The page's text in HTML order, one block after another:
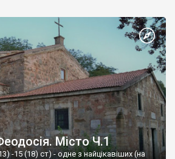
Місто Ч.1
-15 (18) ст) - одне з найцікавіших (на